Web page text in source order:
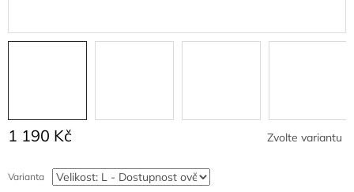
1 190 Kč
cena:
Zvolte variantu
Varianta